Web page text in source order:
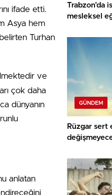
ifade etti.
Asya hem
Turhan
ve
çok daha
dünyanın
anlatan
Trabzon’da
mesleksel
GÜNDEM
Rüzgar sert